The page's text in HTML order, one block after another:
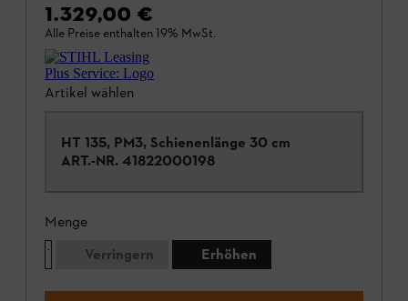
1.329,00 €
Alle Preise enthalten 19% MwSt.
Artikel wählen
HT 135, PM3, Schienenlänge 30 cm
ART.-NR. 41822000198
Menge
Verringern
Erhöhen